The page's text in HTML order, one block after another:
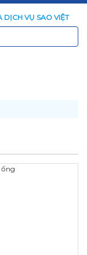
DỊCH VỤ SAO VIỆT